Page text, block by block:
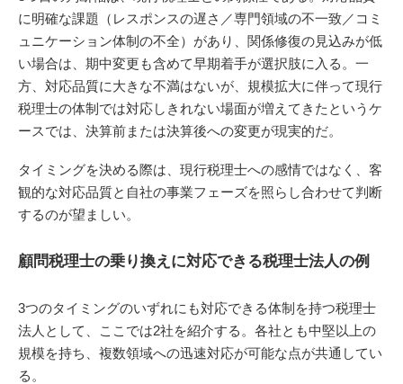
に明確な課題（レスポンスの遅さ／専門領域の不一致／コミ
ュニケーション体制の不全）があり、関係修復の見込みが低
い場合は、期中変更も含めて早期着手が選択肢に入る。一
方、対応品質に大きな不満はないが、規模拡大に伴って現行
税理士の体制では対応しきれない場面が増えてきたというケ
ースでは、決算前または決算後への変更が現実的だ。
タイミングを決める際は、現行税理士への感情ではなく、客
観的な対応品質と自社の事業フェーズを照らし合わせて判断
するのが望ましい。
顧問税理士の乗り換えに対応できる税理士法人の例
3つのタイミングのいずれにも対応できる体制を持つ税理士
法人として、ここでは2社を紹介する。各社とも中堅以上の
規模を持ち、複数領域への迅速対応が可能な点が共通してい
る。